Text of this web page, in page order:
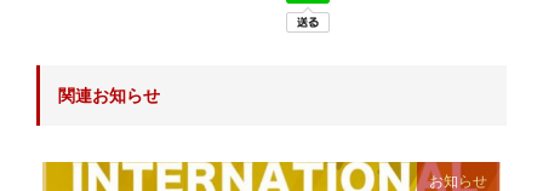
関連お知らせ
お知らせ